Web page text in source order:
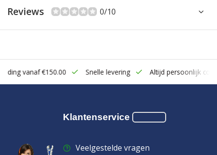
Reviews 0/10
vanaf €150.00 Snelle levering Altijd persoonlijk
Klantenservice
Veelgestelde vragen